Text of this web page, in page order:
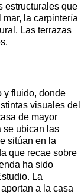
estructurales que
la carpintería
Las terrazas
y fluido, donde
visuales del
de mayor
se ubican las
sitúan en la
que recae sobre
ha sido
La
a la casa